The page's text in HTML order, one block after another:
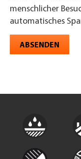
menschlicher
automatisches
ABSENDEN